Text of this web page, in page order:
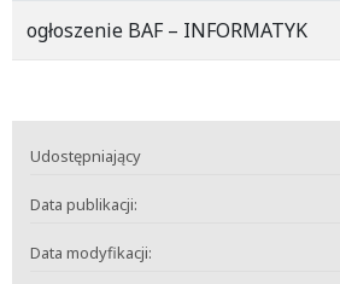
ogłoszenie BAF – INFORMATYK
Udostępniający
Data publikacji:
Data modyfikacji: